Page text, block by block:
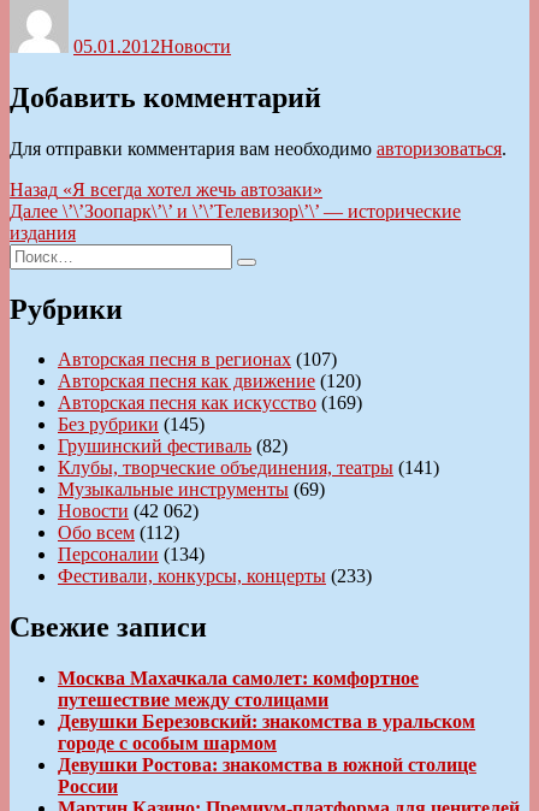
05.01.2012Новости
Добавить комментарий
Для отправки комментария вам необходимо авторизоваться.
Навигация
по
записям
Назад Предыдущая
запись:
«Я всегда хотел жечь автозаки»
Далее Следующая
запись:
\’\’Зоопарк\’\’ и \’\’Телевизор\’\’ — исторические
издания
Искать:
Поиск
Рубрики
Авторская песня в регионах (107)
Авторская песня как движение (120)
Авторская песня как искусство (169)
Без рубрики (145)
Грушинский фестиваль (82)
Клубы, творческие объединения, театры (141)
Музыкальные инструменты (69)
Новости (42 062)
Обо всем (112)
Персоналии (134)
Фестивали, конкурсы, концерты (233)
Свежие записи
Москва Махачкала самолет: комфортное
путешествие между столицами
Девушки Березовский: знакомства в уральском
городе с особым шармом
Девушки Ростова: знакомства в южной столице
России